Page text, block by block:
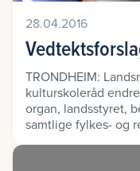
28.04.2016
TRONDHEIM:
kulturskoleråd
organ, landsstyret,
samtlige fylkes- og